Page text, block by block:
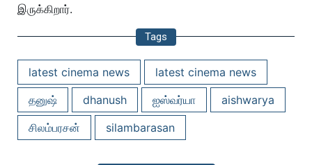
இருக்கிறார்.
Tags
latest cinema news
latest cinema news
தனுஷ்
dhanush ஐஸ்வர்யா
aishwarya
சிலம்பரசன்
silambarasan